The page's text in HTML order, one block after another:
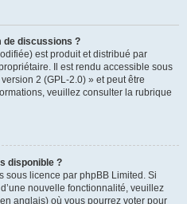
de discussions ?
est produit et distribué par
Il est rendu accessible sous
2 (GPL-2.0) » et peut être
veuillez consulter la rubrique
disponible ?
sous licence par phpBB Limited. Si
nouvelle fonctionnalité, veuillez
anglais) où vous pourrez voter pour